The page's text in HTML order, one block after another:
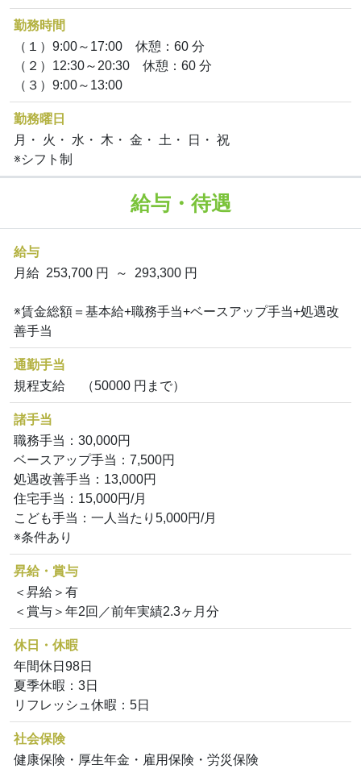
勤務時間
（１）9:00～17:00 休憩：60 分
（２）12:30～20:30 休憩：60 分
（３）9:00～13:00
勤務曜日
月・ 火・ 水・ 木・ 金・ 土・ 日・ 祝
※シフト制
給与・待遇
給与
月給 253,700 円 ～ 293,300 円
※賃金総額＝基本給+職務手当+ベースアップ手当+処遇改
善手当
通勤手当
規程支給 （50000 円まで）
諸手当
職務手当：30,000円
ベースアップ手当：7,500円
処遇改善手当：13,000円
住宅手当：15,000円/月
こども手当：一人当たり5,000円/月
※条件あり
昇給・賞与
＜昇給＞有
＜賞与＞年2回／前年実績2.3ヶ月分
休日・休暇
年間休日98日
夏季休暇：3日
リフレッシュ休暇：5日
社会保険
健康保険・厚生年金・雇用保険・労災保険